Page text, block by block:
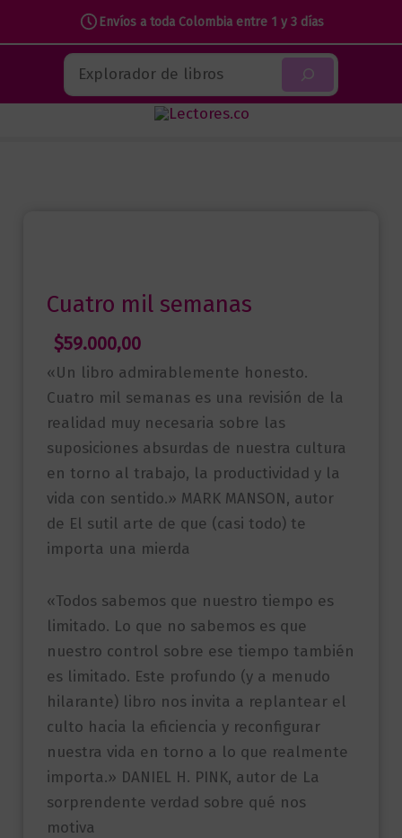
Envíos a toda Colombia entre 1 y 3 días
contenido
Buscar
Cuatro mil semanas
$59.000,00
«Un libro admirablemente honesto.
Cuatro mil semanas es una revisión de la
realidad muy necesaria sobre las
suposiciones absurdas de nuestra cultura
en torno al trabajo, la productividad y la
vida con sentido.» MARK MANSON, autor
de El sutil arte de que (casi todo) te
importa una mierda
«Todos sabemos que nuestro tiempo es
limitado. Lo que no sabemos es que
nuestro control sobre ese tiempo también
es limitado. Este profundo (y a menudo
hilarante) libro nos invita a replantear el
culto hacia la eficiencia y reconfigurar
nuestra vida en torno a lo que realmente
importa.» DANIEL H. PINK, autor de La
sorprendente verdad sobre qué nos
motiva